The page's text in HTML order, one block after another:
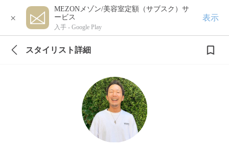
×
MEZONメゾン/美容室定額（サブスク）サ
ービス
入手 - Google Play
表示
スタイリスト詳細